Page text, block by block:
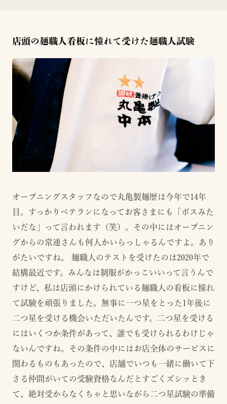
店頭の麺職人看板に憧れて受けた麺職人試験
オープニングスタッフなので丸亀製麺歴は今年で14年
目。すっかりベテランになってお客さまにも「ボスみた
いだな」って言われます（笑）。その中にはオープニン
グからの常連さんも何人かいらっしゃるんですよ。あり
がたいですね。 麺職人のテストを受けたのは2020年で
結構最近です。みんなは制服がかっこいいって言うんで
すけど、私は店頭にかけられている麺職人の看板に憧れ
て試験を頑張りました。無事に一つ星をとった1年後に
二つ星を受ける機会いただいたんです。二つ星を受ける
にはいくつか条件があって、誰でも受けられるわけじゃ
ないんですね。その条件の中にはお店全体のサービスに
関わるものもあったので、店舗でいつも一緒に働いて下
さる仲間がいての受験資格なんだとすごくズシッとき
て、絶対受からなくちゃと思いながら二つ星試験の準備